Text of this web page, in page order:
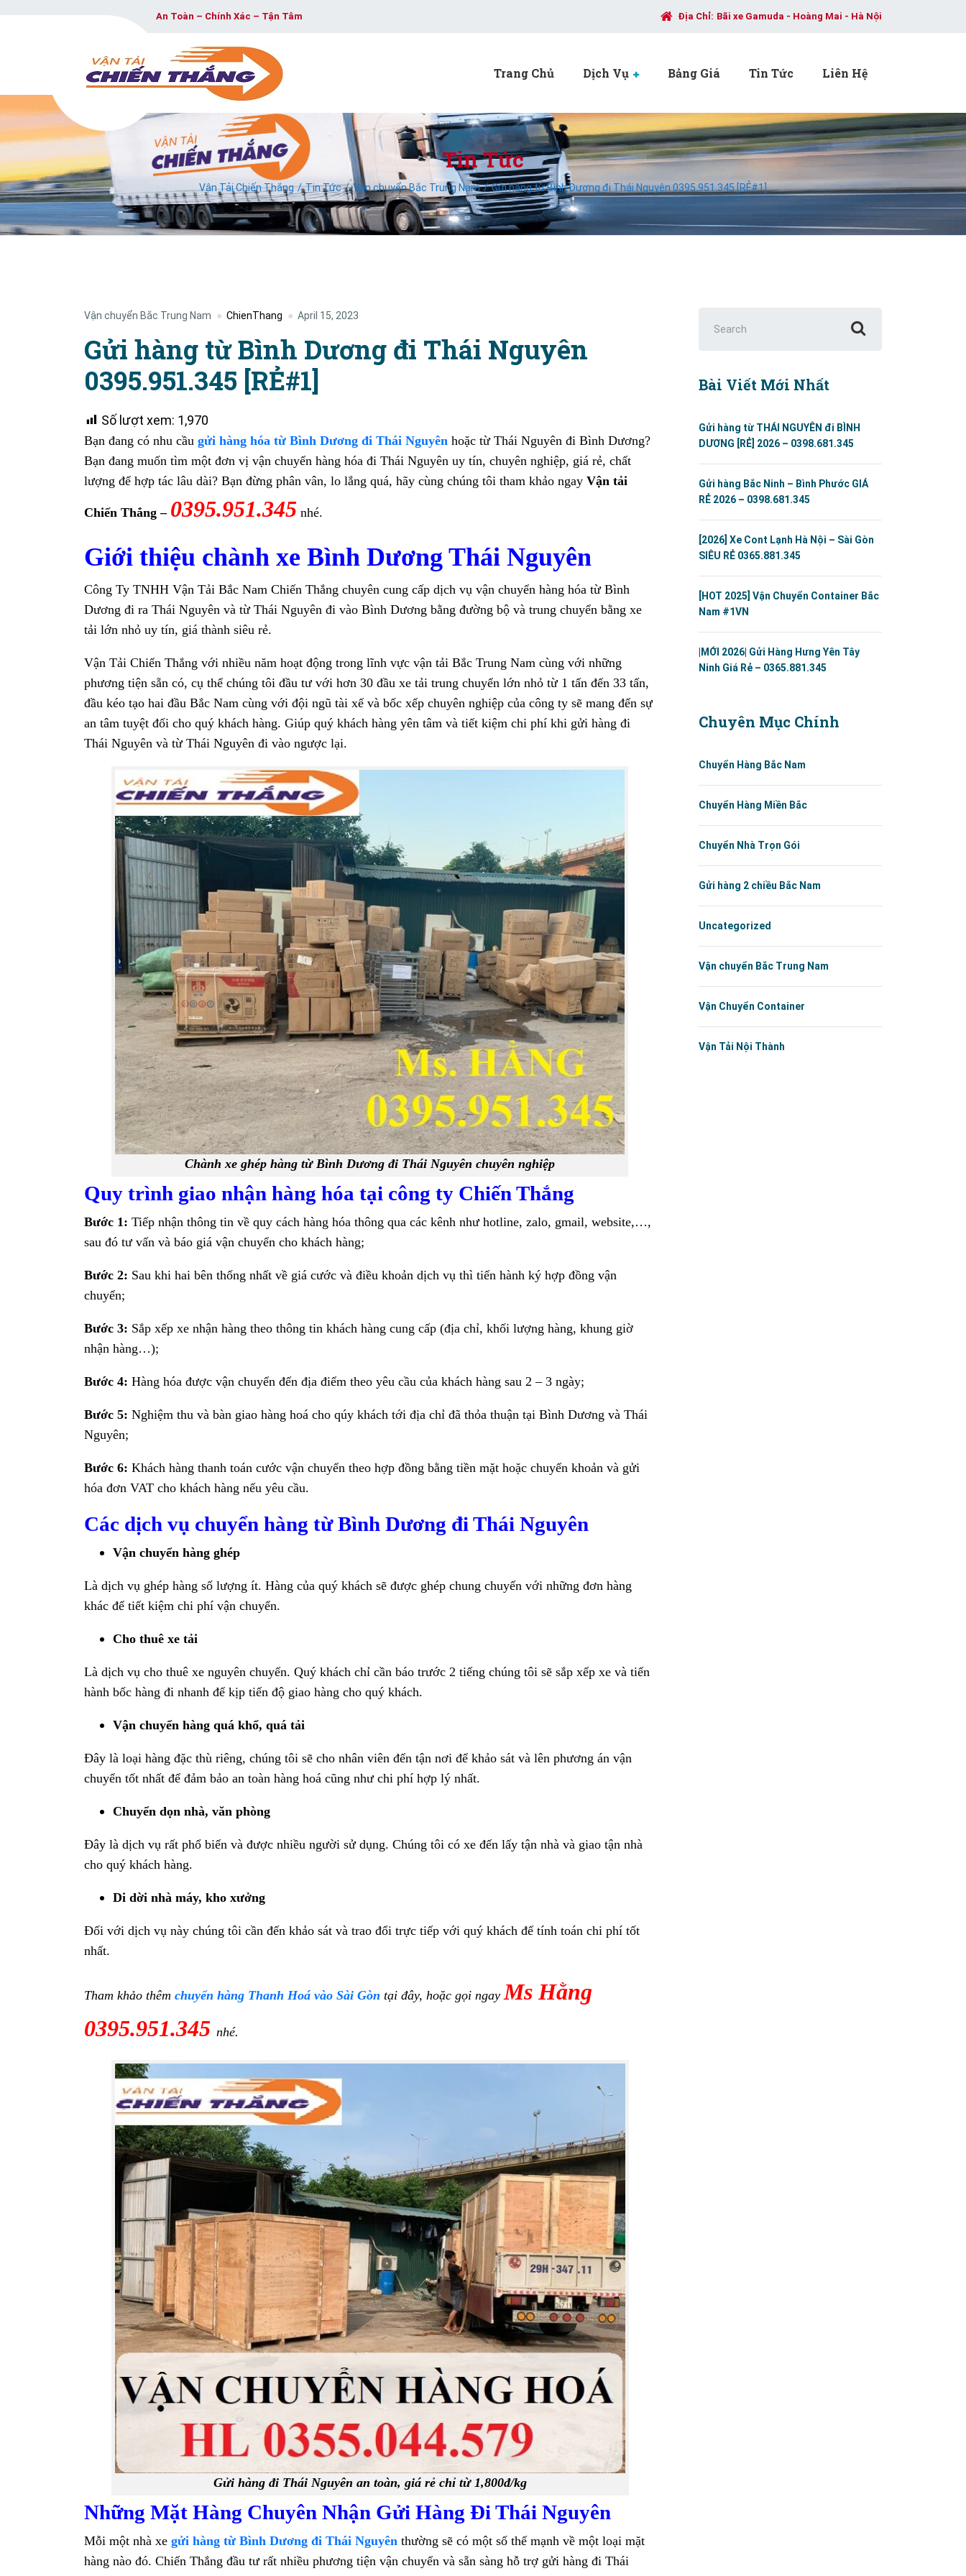
An Toàn – Chính Xác – Tận Tâm Địa Chỉ: Bãi xe Gamuda - Hoàng Mai - Hà Nội
Trang Chủ Dịch Vụ Bảng Giá Tin Tức Liên Hệ
Tin Tức
Vận Tải Chiến Thắng Tin Tức Vận chuyển Bắc Trung Nam Gửi hàng từ Bình Dương đi Thái Nguyên 0395.951.345 [RẺ#1]
Vận chuyển Bắc Trung Nam ChienThang April 15, 2023
Gửi hàng từ Bình Dương đi Thái Nguyên
0395.951.345 [RẺ#1]
Số lượt xem: 1,970
Bạn đang có nhu cầu gửi hàng hóa từ Bình Dương đi Thái Nguyên hoặc từ Thái Nguyên đi Bình Dương?
Bạn đang muốn tìm một đơn vị vận chuyển hàng hóa đi Thái Nguyên uy tín, chuyên nghiệp, giá rẻ, chất
lượng để hợp tác lâu dài? Bạn đừng phân vân, lo lắng quá, hãy cùng chúng tôi tham khảo ngay Vận tải
Chiến Thắng – 0395.951.345 nhé.
Giới thiệu chành xe Bình Dương Thái Nguyên
Công Ty TNHH Vận Tải Bắc Nam Chiến Thắng chuyên cung cấp dịch vụ vận chuyển hàng hóa từ Bình
Dương đi ra Thái Nguyên và từ Thái Nguyên đi vào Bình Dương bằng đường bộ và trung chuyển bằng xe
tải lớn nhỏ uy tín, giá thành siêu rẻ.
Vận Tải Chiến Thắng với nhiều năm hoạt động trong lĩnh vực vận tải Bắc Trung Nam cùng với những
phương tiện sẵn có, cụ thể chúng tôi đầu tư với hơn 30 đầu xe tải trung chuyển lớn nhỏ từ 1 tấn đến 33 tấn,
đầu kéo tạo hai đầu Bắc Nam cùng với đội ngũ tài xế và bốc xếp chuyên nghiệp của công ty sẽ mang đến sự
an tâm tuyệt đối cho quý khách hàng. Giúp quý khách hàng yên tâm và tiết kiệm chi phí khi gửi hàng đi
Thái Nguyên và từ Thái Nguyên đi vào ngược lại.
Chành xe ghép hàng từ Bình Dương đi Thái Nguyên chuyên nghiệp
Quy trình giao nhận hàng hóa tại công ty Chiến Thắng
Bước 1: Tiếp nhận thông tin về quy cách hàng hóa thông qua các kênh như hotline, zalo, gmail, website,…,
sau đó tư vấn và báo giá vận chuyển cho khách hàng;
Bước 2: Sau khi hai bên thống nhất về giá cước và điều khoản dịch vụ thì tiến hành ký hợp đồng vận
chuyển;
Bước 3: Sắp xếp xe nhận hàng theo thông tin khách hàng cung cấp (địa chỉ, khối lượng hàng, khung giờ
nhận hàng…);
Bước 4: Hàng hóa được vận chuyển đến địa điểm theo yêu cầu của khách hàng sau 2 – 3 ngày;
Bước 5: Nghiệm thu và bàn giao hàng hoá cho qúy khách tới địa chỉ đã thỏa thuận tại Bình Dương và Thái
Nguyên;
Bước 6: Khách hàng thanh toán cước vận chuyển theo hợp đồng bằng tiền mặt hoặc chuyển khoản và gửi
hóa đơn VAT cho khách hàng nếu yêu cầu.
Các dịch vụ chuyển hàng từ Bình Dương đi Thái Nguyên
Vận chuyển hàng ghép
Là dịch vụ ghép hàng số lượng ít. Hàng của quý khách sẽ được ghép chung chuyến với những đơn hàng
khác để tiết kiệm chi phí vận chuyển.
Cho thuê xe tải
Là dịch vụ cho thuê xe nguyên chuyến. Quý khách chỉ cần báo trước 2 tiếng chúng tôi sẽ sắp xếp xe và tiến
hành bốc hàng đi nhanh để kịp tiến độ giao hàng cho quý khách.
Vận chuyển hàng quá khổ, quá tải
Đây là loại hàng đặc thù riêng, chúng tôi sẽ cho nhân viên đến tận nơi để khảo sát và lên phương án vận
chuyển tốt nhất để đảm bảo an toàn hàng hoá cũng như chi phí hợp lý nhất.
Chuyển dọn nhà, văn phòng
Đây là dịch vụ rất phổ biến và được nhiều người sử dụng. Chúng tôi có xe đến lấy tận nhà và giao tận nhà
cho quý khách hàng.
Di dời nhà máy, kho xưởng
Đối với dịch vụ này chúng tôi cần đến khảo sát và trao đổi trực tiếp với quý khách để tính toán chi phí tốt
nhất.
Tham khảo thêm chuyển hàng Thanh Hoá vào Sài Gòn tại đây, hoặc gọi ngay Ms Hằng
0395.951.345 nhé.
Gửi hàng đi Thái Nguyên an toàn, giá rẻ chỉ từ 1,800đ/kg
Những Mặt Hàng Chuyên Nhận Gửi Hàng Đi Thái Nguyên
Mỗi một nhà xe gửi hàng từ Bình Dương đi Thái Nguyên thường sẽ có một số thế mạnh về một loại mặt
hàng nào đó. Chiến Thắng đầu tư rất nhiều phương tiện vận chuyển và sẵn sàng hỗ trợ gửi hàng đi Thái
for:
Bài Viết Mới Nhất
Gửi hàng từ THÁI NGUYÊN đi BÌNH
DƯƠNG [RẺ] 2026 – 0398.681.345
Gửi hàng Bắc Ninh – Bình Phước GIÁ
RẺ 2026 – 0398.681.345
[2026] Xe Cont Lạnh Hà Nội – Sài Gòn
SIÊU RẺ 0365.881.345
[HOT 2025] Vận Chuyển Container Bắc
Nam #1VN
|MỚI 2026| Gửi Hàng Hưng Yên Tây
Ninh Giá Rẻ – 0365.881.345
Chuyên Mục Chính
Chuyển Hàng Bắc Nam
Chuyển Hàng Miền Bắc
Chuyển Nhà Trọn Gói
Gửi hàng 2 chiều Bắc Nam
Uncategorized
Vận chuyển Bắc Trung Nam
Vận Chuyển Container
Vận Tải Nội Thành